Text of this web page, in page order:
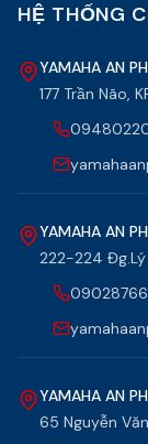
HỆ THỐNG
YAMAHA AN
177 Trần Não,
YAMAHA AN
222-224 Đg.Lý
YAMAHA AN
65 Nguyễn